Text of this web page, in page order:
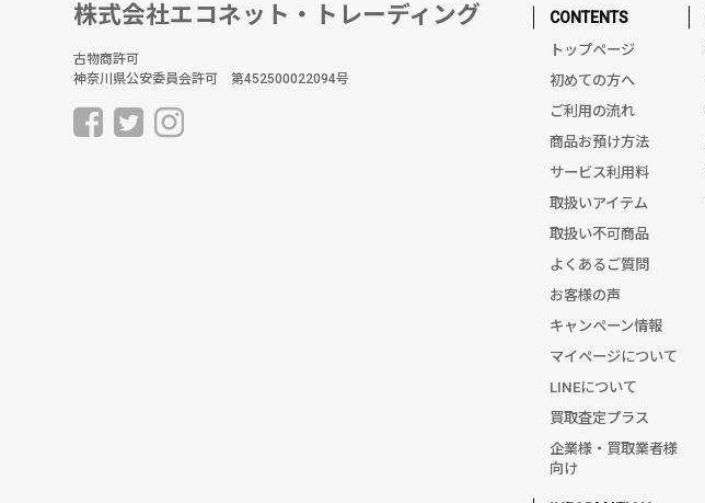
株式会社エコネット・トレーディング
古物商許可
神奈川県公安委員会許可 第452500022094号
CONTENTS
トップページ
初めての方へ
ご利用の流れ
商品お預け方法
サービス利用料
取扱いアイテム
取扱い不可商品
よくあるご質問
お客様の声
キャンペーン情報
マイページについて
LINEについて
買取査定プラス
企業様・買取業者様
向け